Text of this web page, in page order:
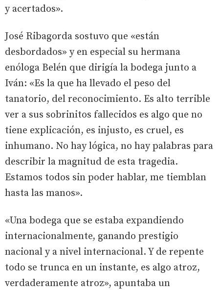
y acertados».
José Ribagorda sostuvo que «están
desbordados» y en especial su hermana
enóloga Belén que dirigía la bodega junto a
Iván: «Es la que ha llevado el peso del
tanatorio, del reconocimiento. Es alto terrible
ver a sus sobrinitos fallecidos es algo que no
tiene explicación, es injusto, es cruel, es
inhumano. No hay lógica, no hay palabras para
describir la magnitud de esta tragedia.
Estamos todos sin poder hablar, me tiemblan
hasta las manos».
«Una bodega que se estaba expandiendo
internacionalmente, ganando prestigio
nacional y a nivel internacional. Y de repente
todo se trunca en un instante, es algo atroz,
verdaderamente atroz», apuntaba un